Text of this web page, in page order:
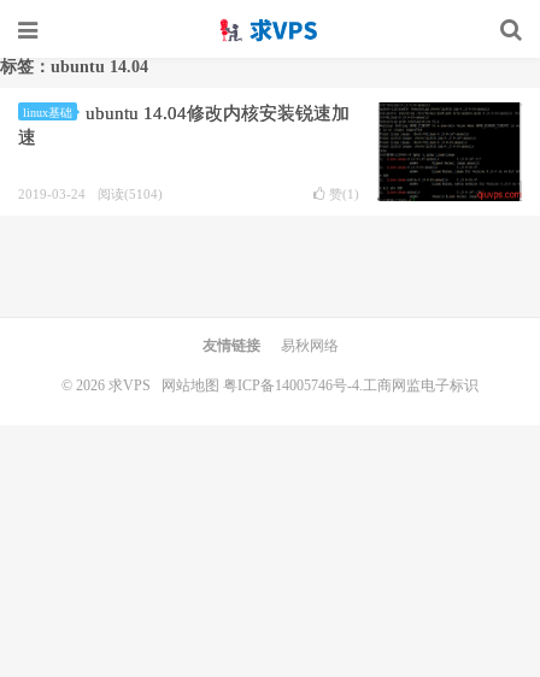
标签：ubuntu 14.04
linux基础
ubuntu 14.04修改内核安装锐速加
速
2019-03-24 阅读(5104) 赞(1 )
友情链接 易秋网络
© 2026 求VPS 网站地图 粤ICP备14005746号-4.工商网监电子标识